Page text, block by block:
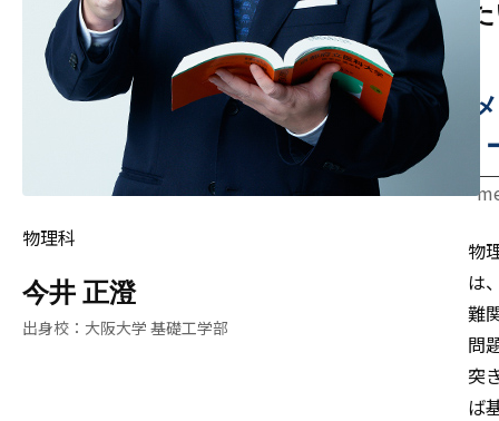
物理科
今井 正澄
大阪大学 基礎工学部
物
は
難
問
突
ば